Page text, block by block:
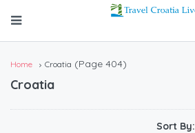
Home Croatia (Page 404)
Croatia
Sort By: